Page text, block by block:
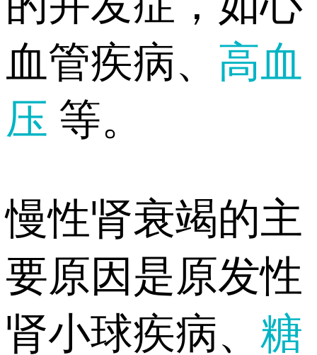
血管疾病、 高血
压 等。
慢性肾衰竭的主
要原因是原发性
肾小球疾病、 糖